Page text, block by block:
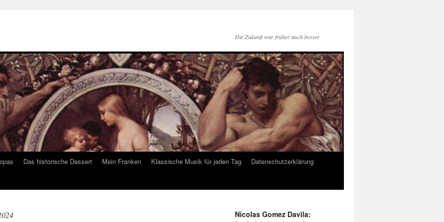
Die Zukunft war früher auch besser
Das historische Dessert Mein Franken Klassische Musik für jeden Tag
Datenschutzerklärung
Nicolas Gomez Davila: